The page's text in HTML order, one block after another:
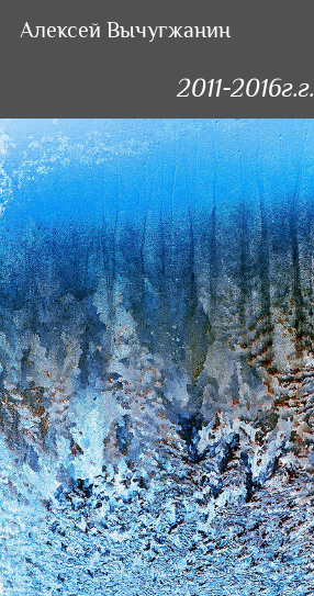
Алексей Вычугжанин
2011-2016г.г.